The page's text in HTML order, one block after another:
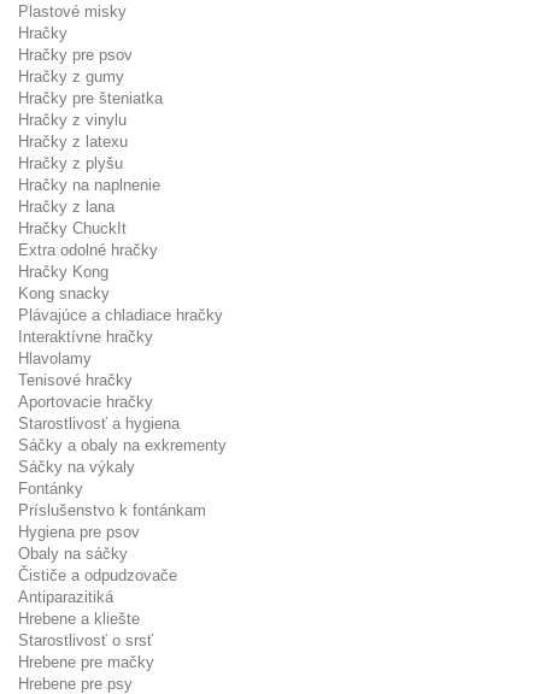
Plastové misky
Hračky
Hračky pre psov
Hračky z gumy
Hračky pre šteniatka
Hračky z vinylu
Hračky z latexu
Hračky z plyšu
Hračky na naplnenie
Hračky z lana
Hračky ChuckIt
Extra odolné hračky
Hračky Kong
Kong snacky
Plávajúce a chladiace hračky
Interaktívne hračky
Hlavolamy
Tenisové hračky
Aportovacie hračky
Starostlivosť a hygiena
Sáčky a obaly na exkrementy
Sáčky na výkaly
Fontánky
Príslušenstvo k fontánkam
Hygiena pre psov
Obaly na sáčky
Čističe a odpudzovače
Antiparazitiká
Hrebene a kliešte
Starostlivosť o srsť
Hrebene pre mačky
Hrebene pre psy